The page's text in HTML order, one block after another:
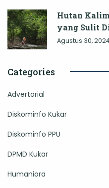
Hutan
yang Sulit
Agustus 30,
Categories
Advertorial
Diskominfo Kukar
Diskominfo PPU
DPMD Kukar
Humaniora